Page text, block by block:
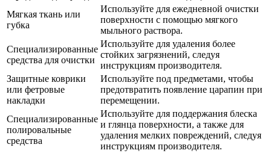
Мягкая ткань или
губка
Используйте для ежедневной очистки
поверхности с помощью мягкого
мыльного раствора.
Специализированные
средства для очистки
Используйте для удаления более
стойких загрязнений, следуя
инструкциям производителя.
Защитные коврики
или фетровые
накладки
Используйте под предметами, чтобы
предотвратить появление царапин при
перемещении.
Специализированные
полировальные
средства
Используйте для поддержания блеска
и глянца поверхности, а также для
удаления мелких повреждений, следуя
инструкциям производителя.